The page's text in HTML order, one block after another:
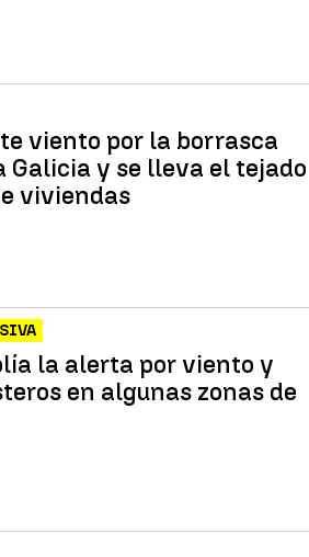
viento por la borrasca
Galicia y se lleva el tejado
viviendas
la alerta por viento y
en algunas zonas de